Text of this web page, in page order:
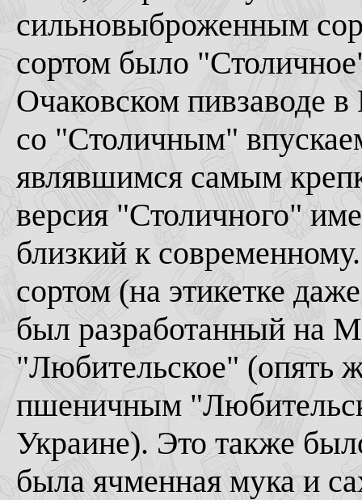
сильновыброженным
сортом было
Очаковском пивзаводе
со "Столичным"
являвшимся самым
версия "Столичного"
близкий к
сортом (на этикетке
был разработанный на
"Любительское" (опять
пшеничным
Украине). Это также
была ячменная мука и